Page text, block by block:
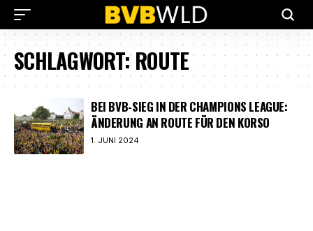
SCHLAGWORT:ROUTE
BEI BVB-SIEG IN DER CHAMPIONS LEAGUE:
ÄNDERUNG AN ROUTE FÜR DEN KORSO
1. JUNI 2024